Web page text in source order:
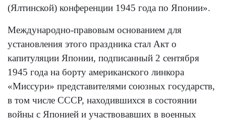
(Ялтинской) конференции 1945 года по Японии».
Международно-правовым основанием для
установления этого праздника стал Акт о
капитуляции Японии, подписанный 2 сентября
1945 года на борту американского линкора
«Миссури» представителями союзных государств,
в том числе СССР, находившихся в состоянии
войны с Японией и участвовавших в военных